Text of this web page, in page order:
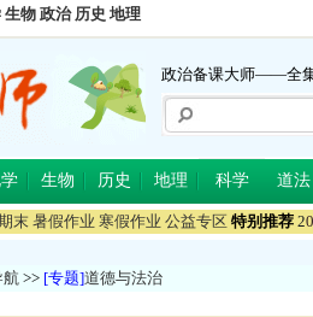
生物 政治 历史 地理
政治备课大师——全集
生物 历史 地理 科学 道法
末 暑假作业 寒假作业 公益专区 特别推荐 20
航 >> [专题]道德与法治